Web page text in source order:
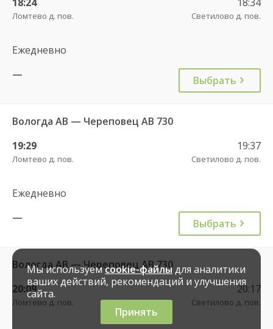
Ломтево д. пов. Светилово д. пов.
Ежедневно
—
Выбрать
Вологда АВ — Череповец АВ 730
19:29
Ломтево д. пов.
19:37
Светилово д. пов.
Ежедневно
—
Выбрать
Вологда АВ — Череповец АВ 730
20:09
Ломтево д. пов.
20:17
Светилово д. пов.
Мы используемcookie-файлыдля аналитики
ваших действий, рекомендаций и улучшения
сайта.
Принять